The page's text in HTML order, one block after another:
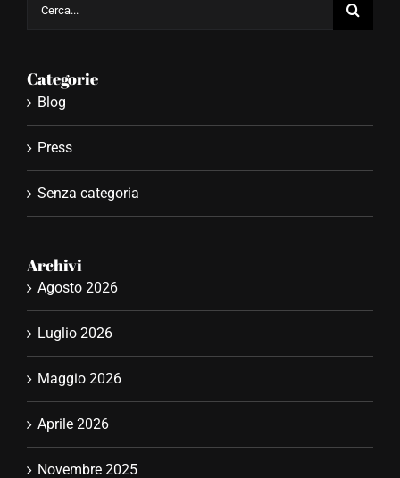
Categorie
Blog
Press
Senza categoria
Archivi
Agosto 2026
Luglio 2026
Maggio 2026
Aprile 2026
Novembre 2025